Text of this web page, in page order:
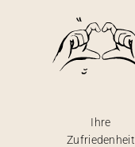
Ihre
Zufriedenheit